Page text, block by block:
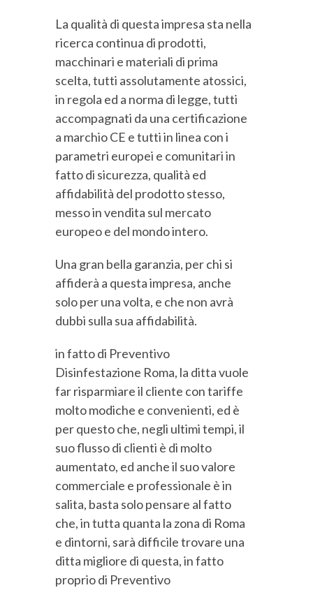
La qualità di questa impresa sta nella
ricerca continua di prodotti,
macchinari e materiali di prima
scelta, tutti assolutamente atossici,
in regola ed a norma di legge, tutti
accompagnati da una certificazione
a marchio CE e tutti in linea con i
parametri europei e comunitari in
fatto di sicurezza, qualità ed
affidabilità del prodotto stesso,
messo in vendita sul mercato
europeo e del mondo intero.
Una gran bella garanzia, per chi si
affiderà a questa impresa, anche
solo per una volta, e che non avrà
dubbi sulla sua affidabilità.
in fatto di Preventivo
Disinfestazione Roma, la ditta vuole
far risparmiare il cliente con tariffe
molto modiche e convenienti, ed è
per questo che, negli ultimi tempi, il
suo flusso di clienti è di molto
aumentato, ed anche il suo valore
commerciale e professionale è in
salita, basta solo pensare al fatto
che, in tutta quanta la zona di Roma
e dintorni, sarà difficile trovare una
ditta migliore di questa, in fatto
proprio di Preventivo